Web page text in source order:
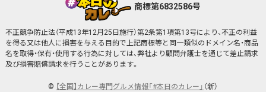
商標第6832586号
不正競争防止法（平成13年12月25日施行）第2条第1項第13号により、不正の利益
を得る又は他人に損害を与える目的で上記商標等と同一類似のドメイン名・商品
名を取得・保有・使用する行為に対しては、弊社より顧問弁護士を通じて差止請求
及び損害賠償請求を行うことがあります。
© 【全国】カレー専門グルメ情報「#本日のカレー」 （新）